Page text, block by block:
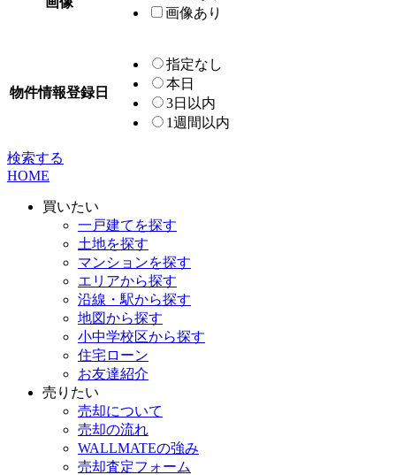
画像あり
物件情報登録日
指定なし
本日
3日以内
1週間以内
検索する
HOME
買いたい
一戸建てを探す
土地を探す
マンションを探す
エリアから探す
沿線・駅から探す
地図から探す
小中学校区から探す
住宅ローン
お友達紹介
売りたい
売却について
売却の流れ
WALLMATEの強み
売却査定フォーム